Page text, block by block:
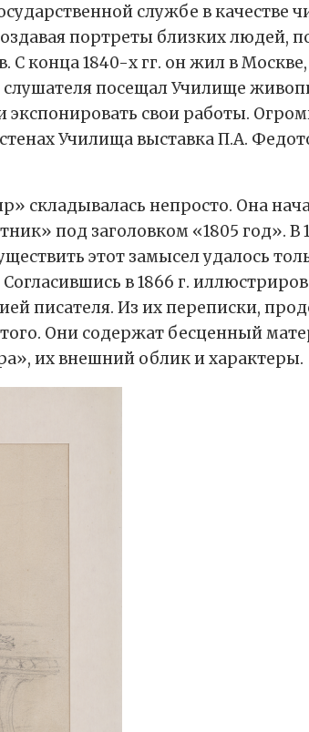
службе в качестве
портреты близких людей,
С конца 1840-х гг. он жил в
посещал Училище
экспонировать свои работы.
Училища выставка П.А.
складывалась непросто. Она
под заголовком «1805 год».
этот замысел удалось
в 1866 г.
писателя. Из их переписки,
Они содержат бесценный
их внешний облик и характеры.